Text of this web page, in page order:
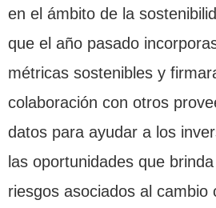
en el ámbito de la
que el año pasado
métricas sostenibles y
colaboración con otros
datos para ayudar a los
las oportunidades que
riesgos asociados al cambio